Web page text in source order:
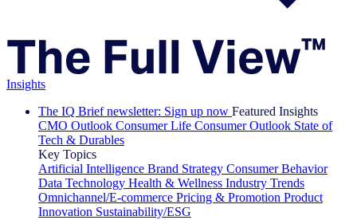
Insights
The IQ Brief newsletter: Sign up now Featured Insights
CMO Outlook Consumer Life Consumer Outlook State of
Tech & Durables
Key Topics
Artificial Intelligence Brand Strategy Consumer Behavior
Data Technology Health & Wellness Industry Trends
Omnichannel/E-commerce Pricing & Promotion Product
Innovation Sustainability/ESG